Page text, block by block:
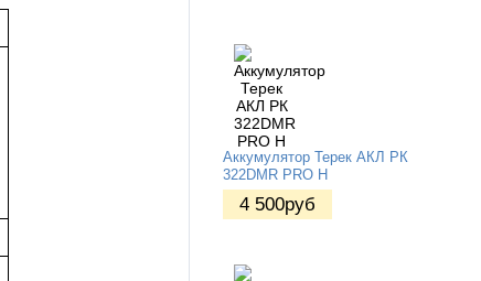
Аккумулятор Терек АКЛ РК
322DMR PRO H
4 500руб